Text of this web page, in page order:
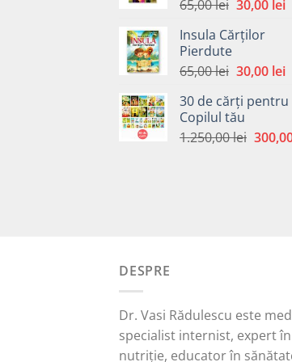
65,00lei Prețul
a
65,00 lei.
30,00 lei
Insula Cărților
Pierdute
65,00lei Prețul
a
fost:
65,00 lei.
30,00 lei
30 de cărți pentru
Copilul tău
1.250,00lei Prețul
DESPRE
Dr. Vasi Rădulescu este
specialist internist, expert în
nutriție, educator în